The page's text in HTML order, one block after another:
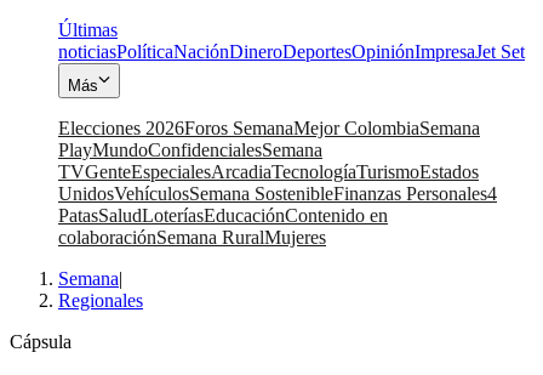
Últimas
noticiasPolíticaNaciónDineroDeportesOpiniónImpresaJet Set
Más
Elecciones 2026Foros SemanaMejor ColombiaSemana
PlayMundoConfidencialesSemana
TVGenteEspecialesArcadiaTecnologíaTurismoEstados
UnidosVehículosSemana SostenibleFinanzas Personales4
PatasSaludLoteríasEducaciónContenido en
colaboraciónSemana RuralMujeres
Semana|
Regionales
Cápsula